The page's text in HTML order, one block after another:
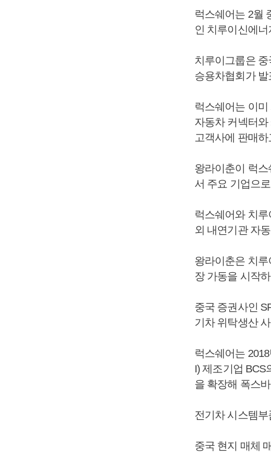
럭스쉐어는 2월
인 치루이신에
치루이그룹은
승용차협회가
럭스쉐어는 이
자동차 커넥터
고객사에 판매하
왕라이춘이 럭
서 주요 기업으
럭스쉐어와 치
외 내연기관 자
왕라이춘은 치
장 가동을 시작
중국 증권사인
기차 위탁생산
럭스쉐어는
I) 제조기업 BCS
을 확장해 폭스
전기차 시스템
중국 현지 매체